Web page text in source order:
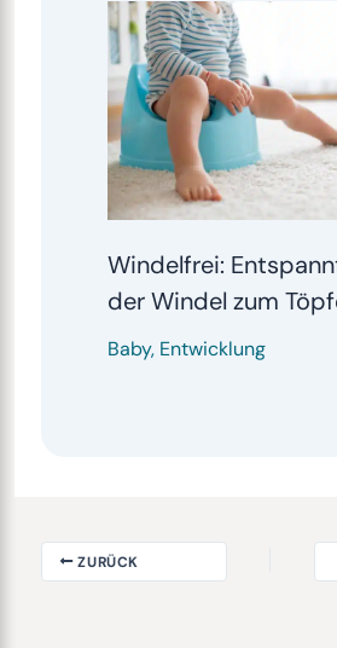
Windelfrei:
der Windel zum
Baby, Entwicklung
ZURÜCK